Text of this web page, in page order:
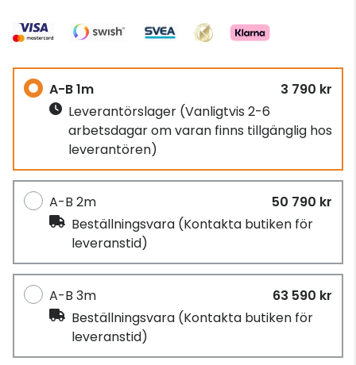
A-B 1m
3 790 kr
Leverantörslager (Vanligtvis 2-6
arbetsdagar om varan finns tillgänglig hos
leverantören)
A-B 2m
50 790 kr
Beställningsvara (Kontakta butiken för
leveranstid)
A-B 3m
63 590 kr
Beställningsvara (Kontakta butiken för
leveranstid)